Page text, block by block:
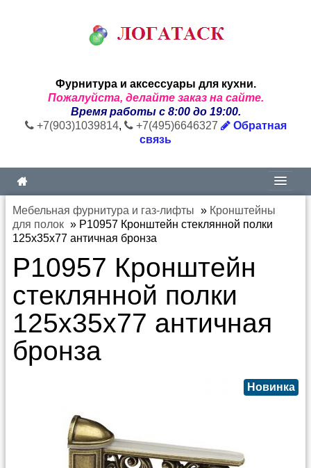
Фурнитура и аксессуары для кухни.
Пожалуйста, делайте заказ на сайте.
Время работы с 8:00 до 19:00.
+7(903)1039814, +7(495)6646327
Обратная
связь
Мебельная фурнитура и газ-лифты » Кронштейны
для полок » P10957 Кронштейн стеклянной полки
125х35х77 античная бронза
P10957 Кронштейн
стеклянной полки
125х35х77 античная
бронза
Новинка